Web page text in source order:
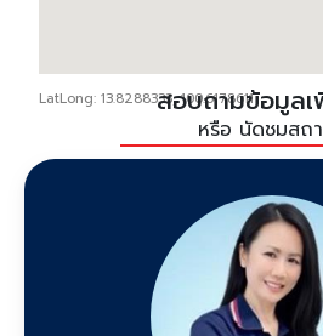
LatLong: 13.8288333, 100.6178611
สอบถามข้อมูลเ
หรือ นัดชมสถ